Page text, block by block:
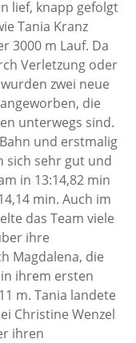
lief, knapp gefolgt
Tania Kranz
3000 m Lauf. Da
Verletzung oder
zwei neue
angeworben, die
unterwegs sind.
und erstmalig
sich sehr gut und
in 13:14,82 min
min. Auch im
das Team viele
ihre
Magdalena, die
ihrem ersten
m. Tania landete
Christine Wenzel
ihren